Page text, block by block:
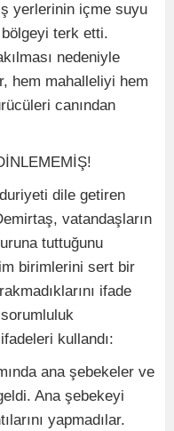
yerlerinin içme suyu
bölgeyi terk etti.
nedeniyle
hem mahalleliyi hem
canından
dile getiren
vatandaşların
tuttuğunu
birimlerini sert bir
ifade
kullandı:
ana şebekeler ve
Ana şebekeyi
yapmadılar.